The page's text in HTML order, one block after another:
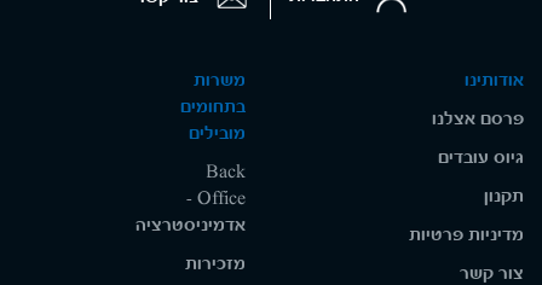
אודותינו
פרסם אצלנו
גיוס עובדים
תקנון
מדיניות פרטיות
צור קשר
משרות
בתחומים
מובילים
Back
Office -
אדמיניסטרציה
מזכירות